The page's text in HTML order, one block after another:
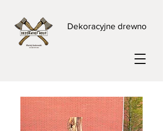
Dekoracyjne drewno